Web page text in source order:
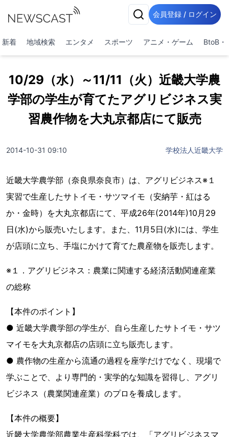
会員登録 / ログイン
新着 地域検索 エンタメ スポーツ アニメ・ゲーム BtoB・
10/29（水）～11/11（火）近畿大学農
学部の学生が育てたアグリビジネス実
習農作物を大丸京都店にて販売
2014-10-31 09:10 学校法人近畿大学
近畿大学農学部（奈良県奈良市）は、アグリビジネス※１
実習で生産したサトイモ・サツマイモ（安納芋・紅はる
か・金時）を大丸京都店にて、平成26年(2014年)10月29
日(水)から販売いたします。また、11月5日(水)には、学生
が店頭に立ち、手塩にかけて育てた農産物を販売します。
※１．アグリビジネス：農業に関連する経済活動関連産業
の総称
【本件のポイント】
● 近畿大学農学部の学生が、自ら生産したサトイモ・サツ
マイモを大丸京都店の店頭に立ち販売します。
● 農作物の生産から流通の過程を座学だけでなく、現場で
学ぶことで、より専門的・実学的な知識を習得し、アグリ
ビジネス（農業関連産業）のプロを養成します。
【本件の概要】
近畿大学農学部農業生産科学科では、「アグリビジネスマ